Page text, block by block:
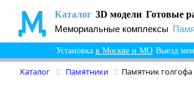
Каталог 3D модели Готовые
Мемориальные комплексы
Установкав Москве и МО Выезд
Каталог Памятники Памятник